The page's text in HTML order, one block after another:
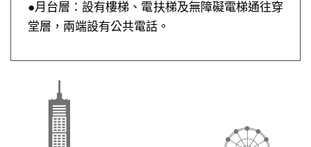
●月台層：設有樓梯、電扶梯及無障礙電梯通往穿
堂層，兩端設有公共電話。